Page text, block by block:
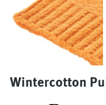
Wintercotton